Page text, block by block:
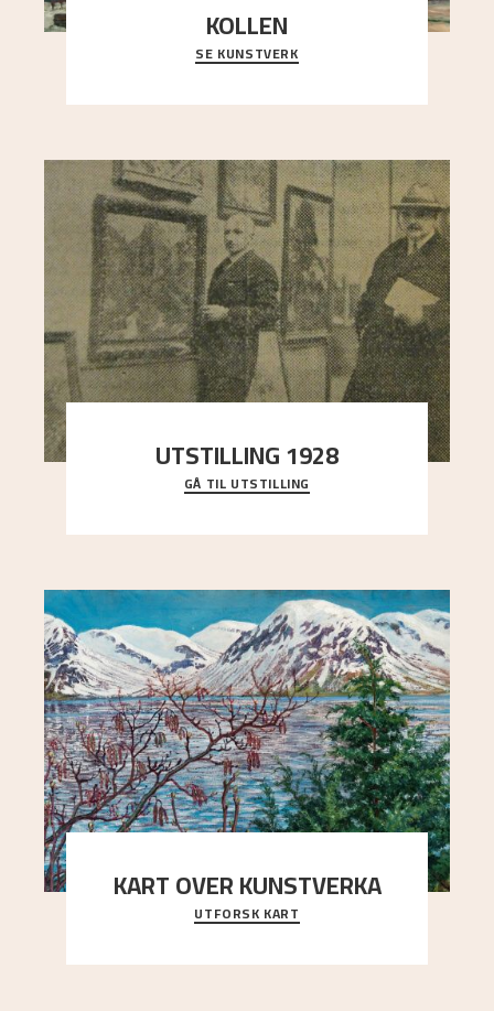
KOLLEN
Et ruvende fjell dominerer bildeflaten, og står i
sterk kontrast til det spinkle rognetreet ute
SE KUNSTVERK
UTSTILLING 1928
Då Astrup døydde i 1928, tok vennene Moritz
Kaland og Simon Thorbjørnsen initiativ til å
GÅ TIL UTSTILLING
KART OVER KUNSTVERKA
Utforsk stedene og utsiktene i Astrups malerier
UTFORSK KART